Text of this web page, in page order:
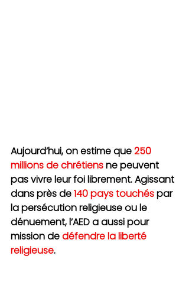
Aujourd’hui, on estime que 250
millions de chrétiensne peuvent
pas vivre leur foi librement. Agissant
dans près de 140 pays touchés par
la persécution religieuse ou le
dénuement, l’AED a aussi pour
mission de défendre la liberté
religieuse.